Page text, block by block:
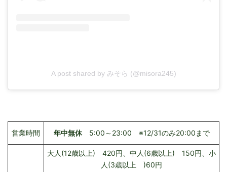
A post shared by みそら (@misora245)
営業時間 年中無休 5:00～23:00 ※12/31のみ20:00まで
大人(12歳以上) 420円、中人(6歳以上) 150円、小
人(3歳以上 )60円